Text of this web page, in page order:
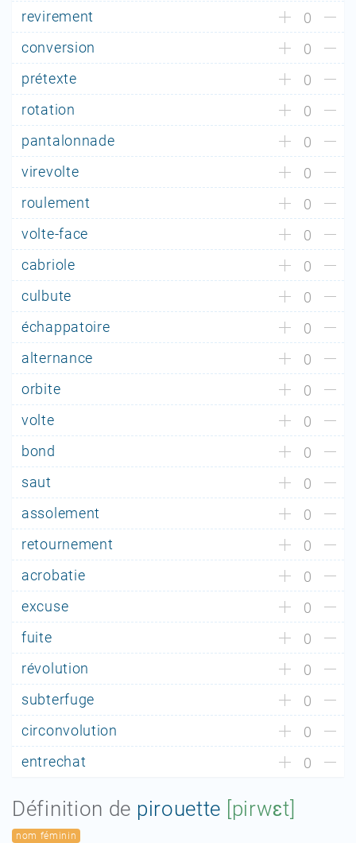
revirement
0
conversion
0
prétexte
0
rotation
0
pantalonnade
0
virevolte
0
roulement
0
volte-face
0
cabriole
0
culbute
0
échappatoire
0
alternance
0
orbite
0
volte
0
bond
0
saut
0
assolement
0
retournement
0
acrobatie
0
excuse
0
fuite
0
révolution
0
subterfuge
0
circonvolution
0
entrechat
0
Définition de pirouette [pirwɛt]
nom féminin